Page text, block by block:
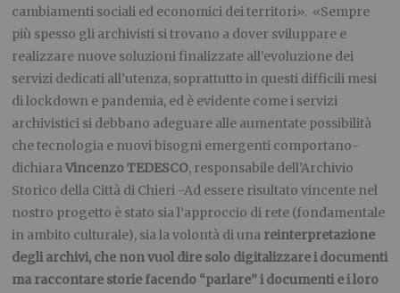
cambiamenti sociali ed economici dei territori». «Sempre
più spesso gli archivisti si trovano a dover sviluppare e
realizzare nuove soluzioni finalizzate all’evoluzione dei
servizi dedicati all’utenza, soprattutto in questi difficili mesi
di lockdown e pandemia, ed è evidente come i servizi
archivistici si debbano adeguare alle aumentate possibilità
che tecnologia e nuovi bisogni emergenti comportano-
dichiaraVincenzo TEDESCO, responsabile dell’Archivio
Storico della Città di Chieri -Ad essere risultato vincente nel
nostro progetto è stato sia l’approccio di rete (fondamentale
in ambito culturale), sia la volontà di una reinterpretazione
degli archivi, che non vuol dire solo digitalizzare i documenti
ma raccontare storie facendo “parlare” i documenti e i loro